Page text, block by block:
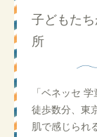
子どもた
所
「ベネッセ
徒歩数分、東
肌で感じられ